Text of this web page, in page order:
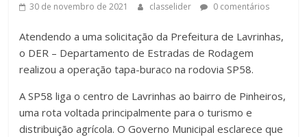
30 de novembro de 2021 classelider 0 comentários
Atendendo a uma solicitação da Prefeitura de Lavrinhas,
o DER – Departamento de Estradas de Rodagem
realizou a operação tapa-buraco na rodovia SP58.
A SP58 liga o centro de Lavrinhas ao bairro de Pinheiros,
uma rota voltada principalmente para o turismo e
distribuição agrícola. O Governo Municipal esclarece que